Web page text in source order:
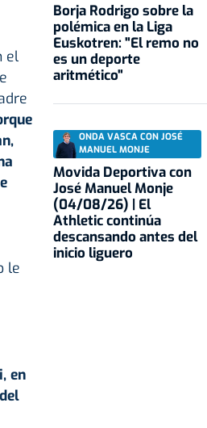
el
le
en
Borja Rodrigo sobre la
polémica en la Liga
Euskotren: "El remo no
es un deporte
aritmético"
ONDA VASCA CON JOSÉ
MANUEL MONJE
Movida Deportiva con
José Manuel Monje
(04/08/26) | El
Athletic continúa
descansando antes del
inicio liguero